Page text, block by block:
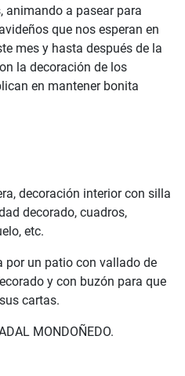
animando a pasear para
que nos esperan en
mes y hasta después de la
la decoración de los
en mantener bonita
decoración interior con silla
decorado, cuadros,
etc.
por un patio con vallado de
y con buzón para que
cartas.
MONDOÑEDO.